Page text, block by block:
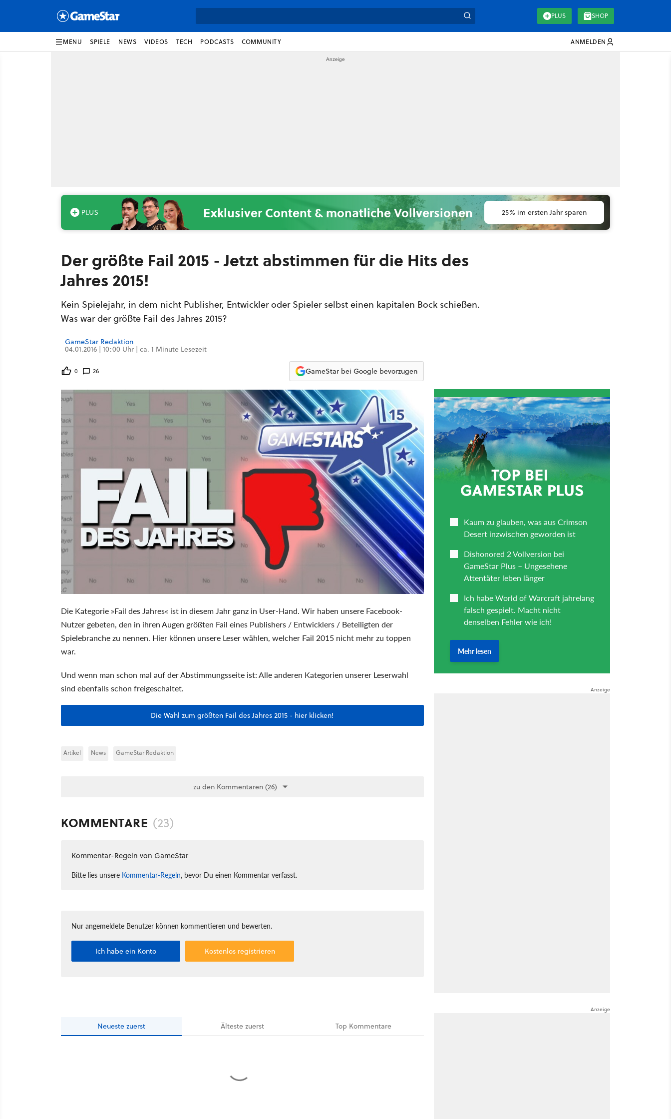
PLUS SHOP
MENU SPIELE NEWS VIDEOS TECH PODCASTS COMMUNITY ANMELDEN
Exklusiver Content & monatliche Vollversionen 25% im ersten Jahr sparen
Der größte Fail 2015 - Jetzt abstimmen für die Hits des
Jahres 2015!
Kein Spielejahr, in dem nicht Publisher, Entwickler oder Spieler selbst einen kapitalen Bock schießen.
Was war der größte Fail des Jahres 2015?
GameStar Redaktion
04.01.2016 | 10:00 Uhr | ca. 1 Minute Lesezeit
0 26 GameStar bei Google bevorzugen
Die Kategorie »Fail des Jahres« ist in diesem Jahr ganz in User-Hand. Wir haben unsere Facebook-
Nutzer gebeten, den in ihren Augen größten Fail eines Publishers / Entwicklers / Beteiligten der
Spielebranche zu nennen. Hier können unsere Leser wählen, welcher Fail 2015 nicht mehr zu toppen
war.
Und wenn man schon mal auf der Abstimmungsseite ist: Alle anderen Kategorien unserer Leserwahl
sind ebenfalls schon freigeschaltet.
Die Wahl zum größten Fail des Jahres 2015 - hier klicken!
Artikel News GameStar Redaktion
zu den Kommentaren (26)
KOMMENTARE (23)
Kommentar-Regeln von GameStar
Bitte lies unsere Kommentar-Regeln, bevor Du einen Kommentar verfasst.
Nur angemeldete Benutzer können kommentieren und bewerten.
Ich habe ein Konto Kostenlos registrieren
Neueste zuerst Ältestezuerst Top Kommentare